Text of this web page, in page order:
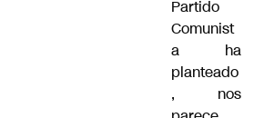
Partido
Comunist
a ha
planteado
, nos